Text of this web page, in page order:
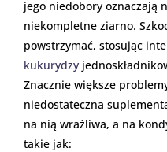
jego niedobory oznaczają
niekompletne ziarno.
powstrzymać, stosując
kukurydzy
Znacznie większe
niedostateczna
na nią wrażliwa, a na
takie jak: